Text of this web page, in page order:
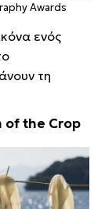
Awards
ενός
τη
of the Crop